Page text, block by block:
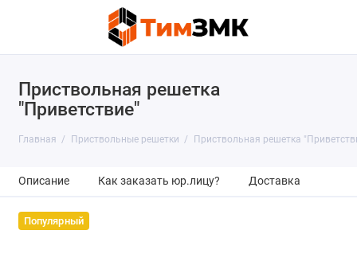
Приствольная решетка
"Приветствие"
Главная Приствольные решетки Приствольная решетка
Описание Как заказать юр.лицу? Доставка
Популярный